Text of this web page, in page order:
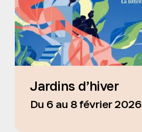
Jardins d’hiver
Du 6 au 8 février 2026